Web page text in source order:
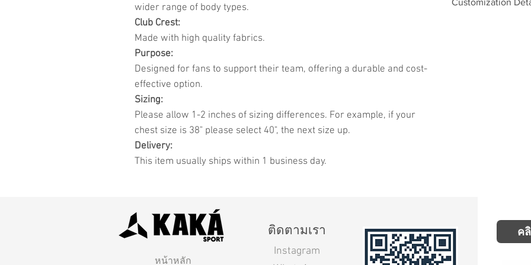
wider range of body types.
Club Crest:
Made with high quality fabrics.
Purpose:
Designed for fans to support their team, offering a durable and cost-
effective option.
Sizing:
Please allow 1-2 inches of sizing differences. For example, if your
chest size is 38" please select 40", the next size up.
Delivery:
This item usually ships within 1 business day.
หน้าหลัก
ติดตามเรา
Instagram
ค